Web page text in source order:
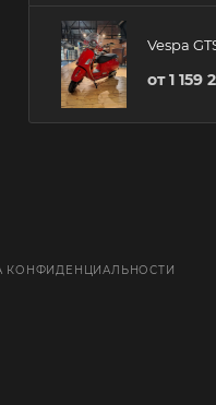
Vespa
от1 159
КОНФИДЕНЦИАЛЬНОСТИ